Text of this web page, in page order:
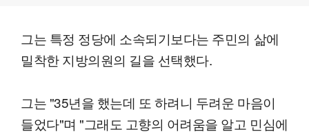
그는 특정 정당에 소속되기보다는 주민의 삶에
밀착한 지방의원의 길을 선택했다.
그는 "35년을 했는데 또 하려니 두려운 마음이
들었다"며 "그래도 고향의 어려움을 알고 민심에